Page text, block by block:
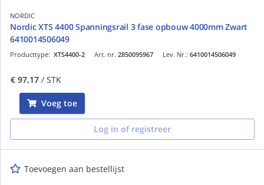
NORDIC
Nordic XTS 4400 Spanningsrail 3 fase opbouw 4000mm Zwart
6410014506049
Art. nr. 2850095967
Producttype: XTS4400-2 Lev. Nr.: 6410014506049
€ 97,17 / STK
Voeg toe
Log in of registreer
Toevoegen aan bestellijst